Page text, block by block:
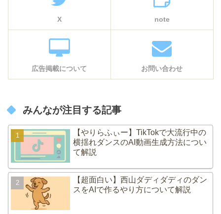
X note
広告掲載について お問い合わせ
みんなが注目する記事
【やりらふぃー】TikTokで大流行中の
横揺れダンスのAI動画生成方法につい
て解説
【超面白い】西山ダディダディのダン
スをAIで作るやり方について解説